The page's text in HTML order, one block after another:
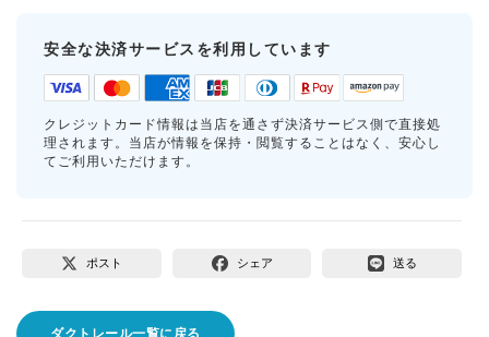
安全な決済サービスを利用しています
クレジットカード情報は当店を通さず決済サービス側で直接処
理されます。当店が情報を保持・閲覧することはなく、安心し
てご利用いただけます。
ポスト シェア 送る
ダクトレール一覧に戻る